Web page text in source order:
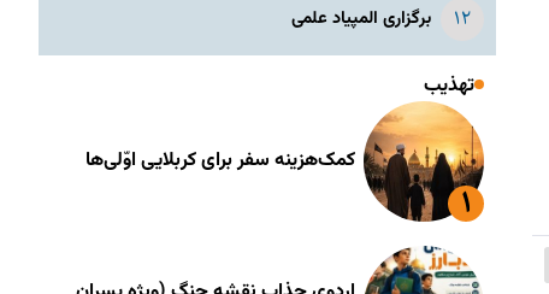
برگزاری المپیاد علمی
تهذیب
کمک‌هزینه سفر برای کربلایی اوّلی‌ها